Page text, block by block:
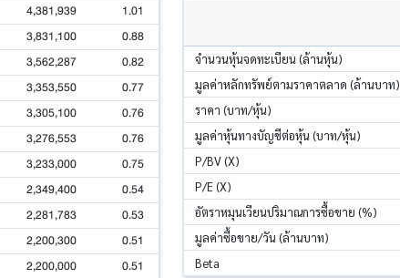
4,381,939 1.01
3,831,100 0.88
3,562,287 0.82
3,353,550 0.77
3,305,100 0.76
3,276,553 0.76
3,233,000 0.75
2,349,400 0.54
2,281,783 0.53
2,200,300 0.51
2,200,000 0.51
จำนวนหุ้นจดทะเบียน (ล้านหุ้น)
มูลค่าหลักทรัพย์ตามราคาตลาด (ล้านบาท)
ราคา (บาท/หุ้น)
มูลค่าหุ้นทางบัญชีต่อหุ้น (บาท/หุ้น)
P/BV (X)
P/E (X)
อัตราหมุนเวียนปริมาณการซื้อขาย (%)
มูลค่าซื้อขาย/วัน (ล้านบาท)
Beta